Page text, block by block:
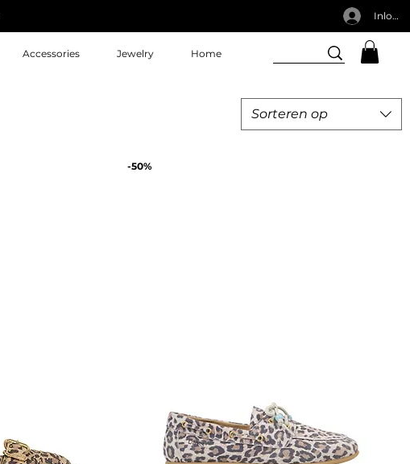
Accessories Jewelry Home
Sorteren op
-50%